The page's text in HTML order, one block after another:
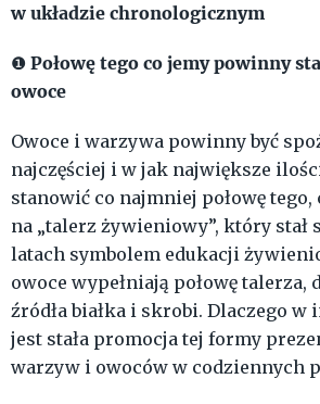
w układzie chronologicznym
❶ Połowę tego co jemy powinny
owoce
Owoce i warzywa powinny być
najczęściej i w jak największe
stanowić co najmniej połowę tego,
na „talerz żywieniowy”, który stał
latach symbolem edukacji
owoce wypełniają połowę talerza,
źródła białka i skrobi. Dlaczego
jest stała promocja tej formy
warzyw i owoców w codziennych